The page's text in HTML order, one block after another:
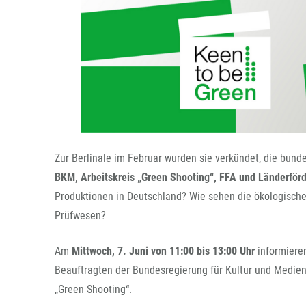
Zur Berlinale im Februar wurden sie verkündet, die
BKM, Arbeitskreis „Green Shooting“, FFA und
Produktionen in Deutschland? Wie sehen die
Prüfwesen?
Am Mittwoch, 7. Juni von 11:00 bis 13:00 Uhr
Beauftragten der Bundesregierung für Kultur und
„Green Shooting“.